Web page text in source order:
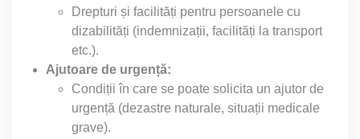
Drepturi și facilități pentru persoanele cu
dizabilități (indemnizații, facilități la transport
etc.).
Ajutoare de urgență:
Condiții în care se poate solicita un ajutor de
urgență (dezastre naturale, situații medicale
grave).